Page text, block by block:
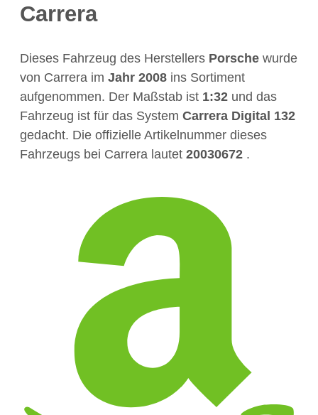
Carrera
Dieses Fahrzeug des Herstellers Porsche wurde
von Carrera im Jahr 2008 ins Sortiment
aufgenommen. Der Maßstab ist 1:32 und das
Fahrzeug ist für das System Carrera Digital 132
gedacht. Die offizielle Artikelnummer dieses
Fahrzeugs bei Carrera lautet 20030672 .